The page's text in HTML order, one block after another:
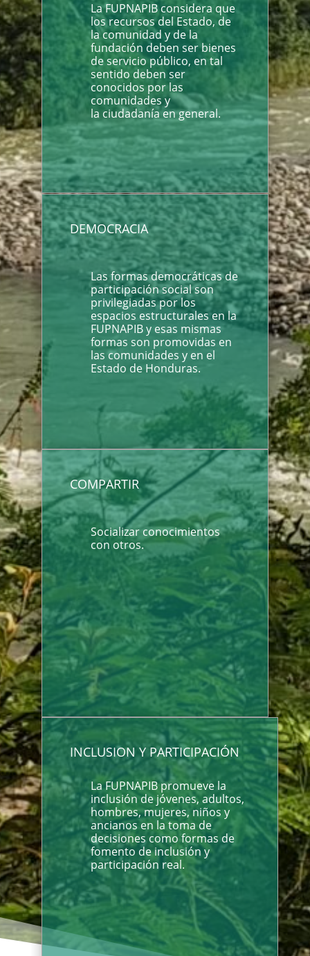
La FUPNAPIB considera que
los recursos del Estado, de
la comunidad y de la
fundación deben ser bienes
de servicio público, en tal
sentido deben ser
conocidos por las
comunidades y
la ciudadanía en general.
DEMOCRACIA
Las formas democráticas de
participación social son
privilegiadas por los
espacios estructurales en la
FUPNAPIB y esas mismas
formas son promovidas en
las comunidades y en el
Estado de Honduras.
COMPARTIR
Socializar conocimientos
con otros.
INCLUSION Y PARTICIPACIÓN
La FUPNAPIB promueve la
inclusión de jóvenes, adultos,
hombres, mujeres, niños y
ancianos en la toma de
decisiones como formas de
fomento de inclusión y
participación real.